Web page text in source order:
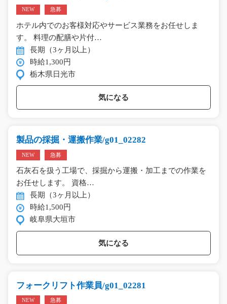
NEW 急募
ホテル内でのお客様対応やサービス業務をお任せしま
す。 料理の配膳や片付…
長期（3ヶ月以上）
時給1,300円
栃木県日光市
気になる
製品の採掘・運搬作業/g01_02282
NEW 急募
石灰石を扱う工場で、採掘から運搬・加工までの作業を
お任せします。 資格…
長期（3ヶ月以上）
時給1,500円
岐阜県大垣市
気になる
フォークリフト作業員/g01_02281
NEW 急募